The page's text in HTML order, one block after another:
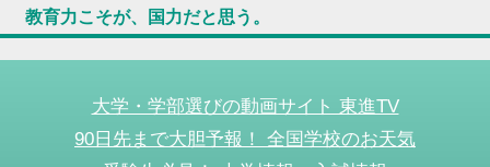
教育力こそが、国力だと思う。
大学・学部選びの動画サイト 東進TV
90日先まで大胆予報！ 全国学校のお天気